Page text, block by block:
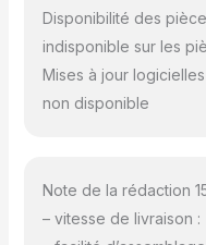
Disponibilité des
indisponible sur les
Mises à jour
non disponible
Note de la rédaction
– vitesse de livraison :